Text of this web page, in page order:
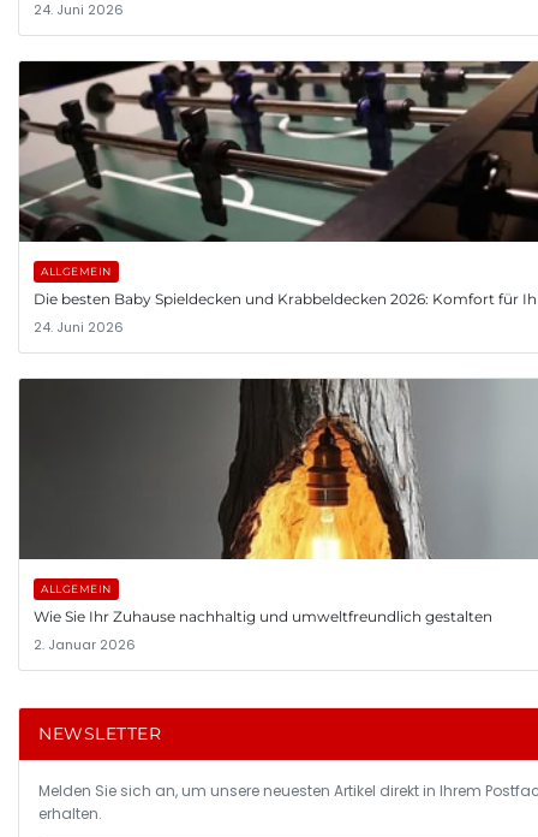
24. Juni 2026
ALLGEMEIN
Die besten Baby Spieldecken und Krabbeldecken 2026: Komfort für
24. Juni 2026
ALLGEMEIN
Wie Sie Ihr Zuhause nachhaltig und umweltfreundlich gestalten
2. Januar 2026
NEWSLETTER
Melden Sie sich an, um unsere neuesten Artikel direkt in Ihrem
erhalten.